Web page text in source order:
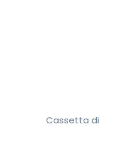
Cassetta di